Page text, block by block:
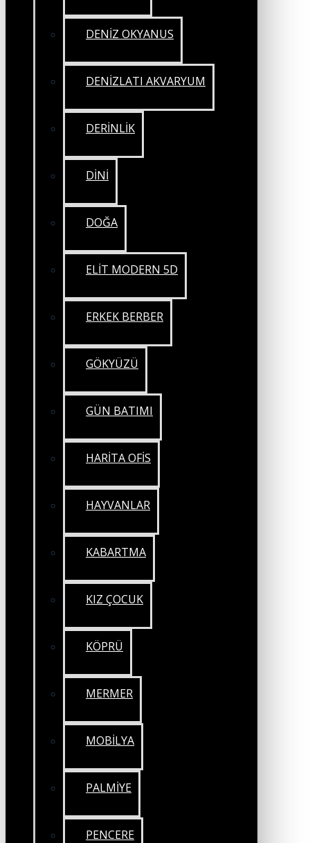
DENİZ OKYANUS
DENİZLATI AKVARYUM
DERİNLİK
DİNİ
DOĞA
ELİT MODERN 5D
ERKEK BERBER
GÖKYÜZÜ
GÜN BATIMI
HARİTA OFİS
HAYVANLAR
KABARTMA
KIZ ÇOCUK
KÖPRÜ
MERMER
MOBİLYA
PALMİYE
PENCERE